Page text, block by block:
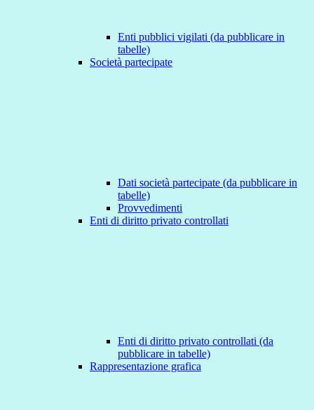
Enti pubblici vigilati (da pubblicare in
tabelle)
Società partecipate
Dati società partecipate (da pubblicare in
tabelle)
Provvedimenti
Enti di diritto privato controllati
Enti di diritto privato controllati (da
pubblicare in tabelle)
Rappresentazione grafica